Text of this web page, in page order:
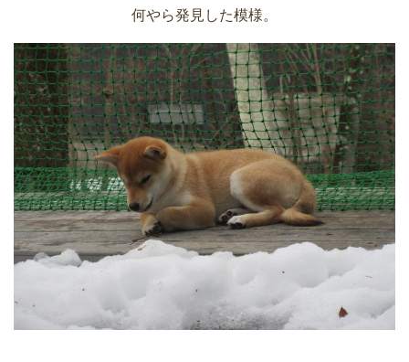
何やら発見した模様。